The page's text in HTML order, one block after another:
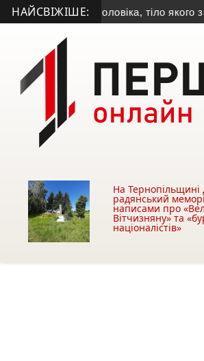
НАЙСВІЖІШЕ:
особу чоловіка, тіло якого
На Тернопільщині
радянський
написами про
Вітчизняну» та
націоналістів»